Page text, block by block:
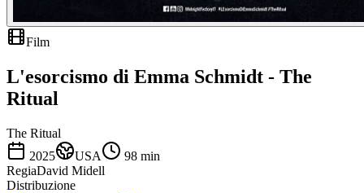
Film
L'esorcismo di Emma Schmidt - The
Ritual
The Ritual
2025
USA 98 min
RegiaDavid Midell
Distribuzione